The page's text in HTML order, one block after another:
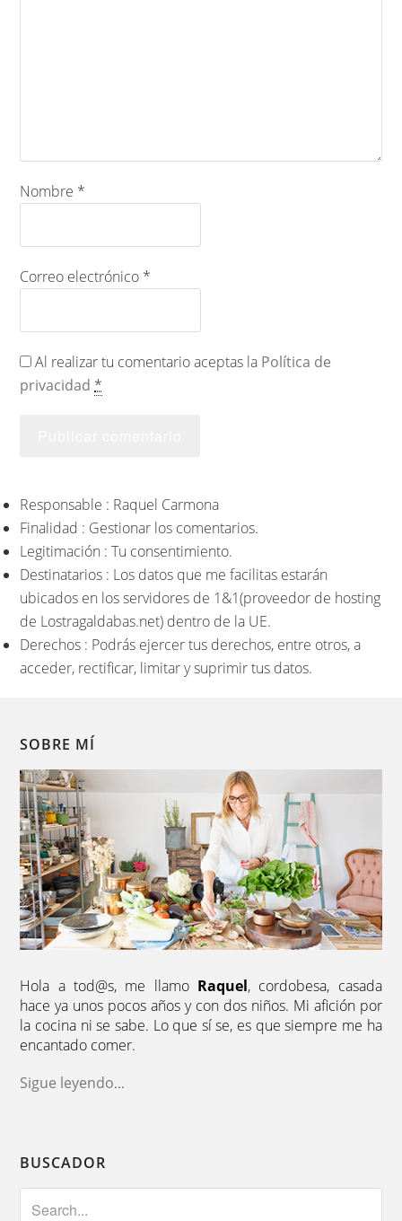
Nombre *
Correo electrónico *
Al realizar tu comentario aceptas la Política de
privacidad *
Responsable : Raquel Carmona
Finalidad : Gestionar los comentarios.
Legitimación : Tu consentimiento.
Destinatarios : Los datos que me facilitas estarán
ubicados en los servidores de 1&1(proveedor de hosting
de Lostragaldabas.net) dentro de la UE.
Derechos : Podrás ejercer tus derechos, entre otros, a
acceder, rectificar, limitar y suprimir tus datos.
SOBRE MÍ
Hola a tod@s, me llamo Raquel, cordobesa, casada
hace ya unos pocos años y con dos niños. Mi afición por
la cocina ni se sabe. Lo que sí se, es que siempre me ha
encantado comer.
Sigue leyendo...
BUSCADOR